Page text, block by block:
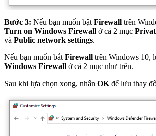
Bước 3: Nếu bạn muốn bật Firewall trên
Turn on Windows Firewall ở cả 2 mục
và Public network settings.
Nếu bạn muốn bắt Firewall trên Windows 10,
Windows Firewall ở cả 2 mục như trên.
Sau khi lựa chọn xong, nhấn OK để lưu thay